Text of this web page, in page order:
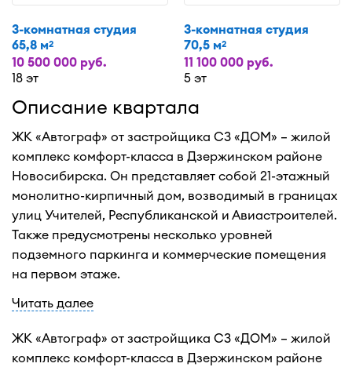
3-комнатная студия
65,8 м2
10 500 000 руб.
18 эт
3-комнатная студия
70,5 м2
11 100 000 руб.
5 эт
Описание квартала
ЖК «Автограф» от застройщика СЗ «ДОМ» – жилой
комплекс комфорт-класса в Дзержинском районе
Новосибирска. Он представляет собой 21-этажный
монолитно-кирпичный дом, возводимый в границах
улиц Учителей, Республиканской и Авиастроителей.
Также предусмотрены несколько уровней
подземного паркинга и коммерческие помещения
на первом этаже.
Читать далее
ЖК «Автограф» от застройщика СЗ «ДОМ» – жилой
комплекс комфорт-класса в Дзержинском районе